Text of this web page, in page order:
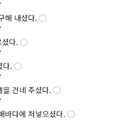
해 내셨다. ◯
다. ◯
다. ◯
건네 주셨다. ◯
바다에 처넣으셨다. ◯